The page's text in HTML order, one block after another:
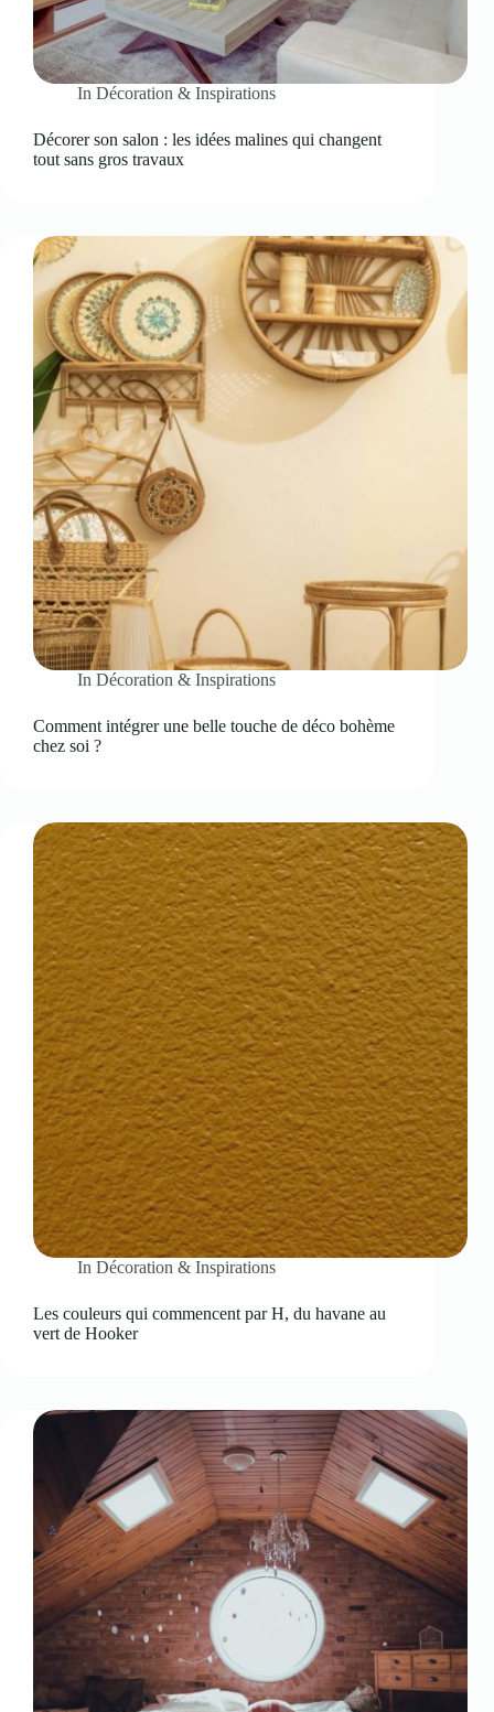
In Décoration & Inspirations
Décorer son salon : les idées malines qui changent
tout sans gros travaux
In Décoration & Inspirations
Comment intégrer une belle touche de déco bohème
chez soi ?
In Décoration & Inspirations
Les couleurs qui commencent par H, du havane au
vert de Hooker